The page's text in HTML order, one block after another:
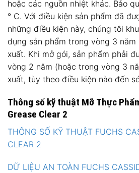
hoặc các nguồn nhiệt khác. Bảo
° C. Với điều kiện sản phẩm đã
những điều kiện này, chúng tôi
dụng sản phẩm trong vòng 3 năm
xuất. Khi mở gói, sản phẩm phải
vòng 2 năm (hoặc trong vòng 3
xuất, tùy theo điều kiện nào đến
Thông số kỹ thuật Mỡ Thực
Grease Clear 2
THÔNG SỐ KỸ THUẬT FUCHS
CLEAR 2
DỮ LIỆU AN TOÀN FUCHS